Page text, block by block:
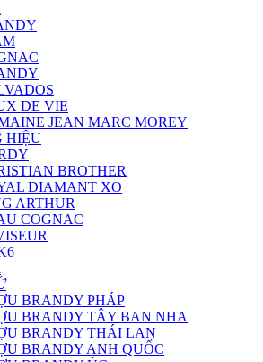
DE VIE
JEAN MARC MOREY
HIỆU
BROTHER
DIAMANT XO
ARTHUR
COGNAC
BRANDY PHÁP
BRANDY TÂY BAN NHA
BRANDY THÁI LAN
BRANDY ANH QUỐC